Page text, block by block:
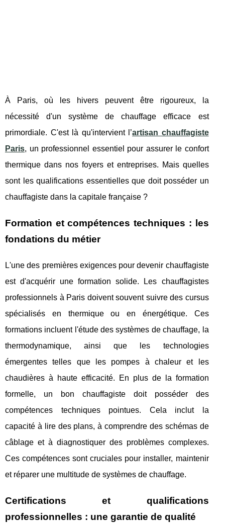
À Paris, où les hivers peuvent être rigoureux, la
nécessité d'un système de chauffage efficace est
primordiale. C'est là qu'intervient l’artisan chauffagiste
Paris, un professionnel essentiel pour assurer le confort
thermique dans nos foyers et entreprises. Mais quelles
sont les qualifications essentielles que doit posséder un
chauffagiste dans la capitale française ?
Formation et compétences techniques : les
fondations du métier
L'une des premières exigences pour devenir chauffagiste
est d'acquérir une formation solide. Les chauffagistes
professionnels à Paris doivent souvent suivre des cursus
spécialisés en thermique ou en énergétique. Ces
formations incluent l'étude des systèmes de chauffage, la
thermodynamique, ainsi que les technologies
émergentes telles que les pompes à chaleur et les
chaudières à haute efficacité. En plus de la formation
formelle, un bon chauffagiste doit posséder des
compétences techniques pointues. Cela inclut la
capacité à lire des plans, à comprendre des schémas de
câblage et à diagnostiquer des problèmes complexes.
Ces compétences sont cruciales pour installer, maintenir
et réparer une multitude de systèmes de chauffage.
Certifications et qualifications
professionnelles : une garantie de qualité